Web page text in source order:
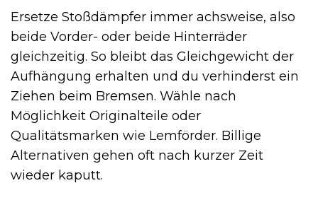
Ersetze Stoßdämpfer immer achsweise, also
beide Vorder- oder beide Hinterräder
gleichzeitig. So bleibt das Gleichgewicht der
Aufhängung erhalten und du verhinderst ein
Ziehen beim Bremsen. Wähle nach
Möglichkeit Originalteile oder
Qualitätsmarken wie Lemförder. Billige
Alternativen gehen oft nach kurzer Zeit
wieder kaputt.